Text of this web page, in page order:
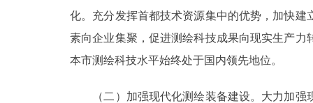
化。充分发挥首都技术资源集中的优势，加快
素向企业集聚，促进测绘科技成果向现实生产
本市测绘科技水平始终处于国内领先地位。
（二）加强现代化测绘装备建设。大力加强